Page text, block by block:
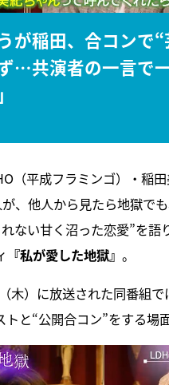
が稲田、合コンで
…共演者の一言で
（平成フラミンゴ）・稲
、他人から見たら地獄で
ない甘く沼った恋愛”を語
『私が愛した地獄』 。
木）に放送された同番組で
トと“公開合コン”をする場